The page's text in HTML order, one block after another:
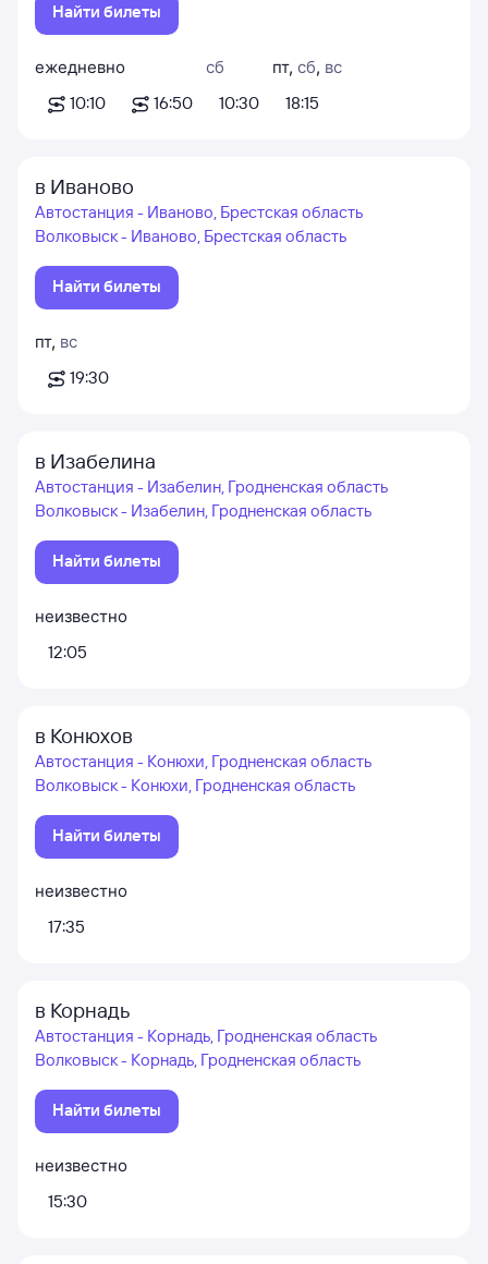
Найти билеты
ежедневно
10:10
16:50
сб
10:30
пт, сб, вс
18:15
в Иваново
Автостанция - Иваново, Брестская область
Волковыск - Иваново, Брестская область
Найти билеты
пт, вс
19:30
в Изабелина
Автостанция - Изабелин, Гродненская область
Волковыск - Изабелин, Гродненская область
Найти билеты
неизвестно
12:05
в Конюхов
Автостанция - Конюхи, Гродненская область
Волковыск - Конюхи, Гродненская область
Найти билеты
неизвестно
17:35
в Корнадь
Автостанция - Корнадь, Гродненская область
Волковыск - Корнадь, Гродненская область
Найти билеты
неизвестно
15:30